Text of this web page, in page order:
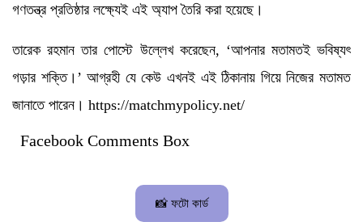
গণতন্ত্র প্রতিষ্ঠার লক্ষ্যেই এই অ্যাপ তৈরি করা হয়েছে।
তারেক রহমান তার পোস্টে উল্লেখ করেছেন, ‘আপনার মতামতই ভবিষ্যৎ
গড়ার শক্তি।’ আগ্রহী যে কেউ এখনই এই ঠিকানায় গিয়ে নিজের মতামত
জানাতে পারেন। https://matchmypolicy.net/
Facebook Comments Box
📸 ফটো কার্ড